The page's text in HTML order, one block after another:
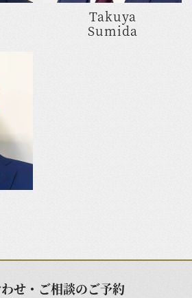
Takuya
Sumida
せ・ご相談のご予約